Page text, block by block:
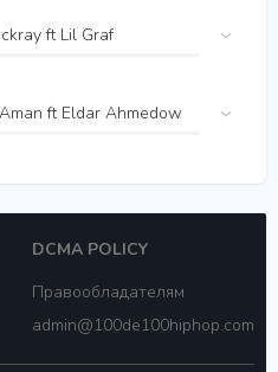
ft Lil Graf
ft Eldar Ahmedow
DCMA POLICY
Правообладателям
admin@100de100hiphop.com